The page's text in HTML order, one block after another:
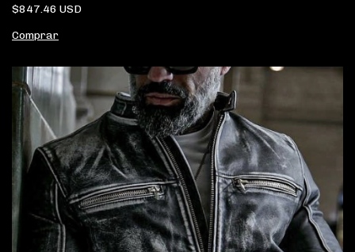
$847.46 USD
Comprar